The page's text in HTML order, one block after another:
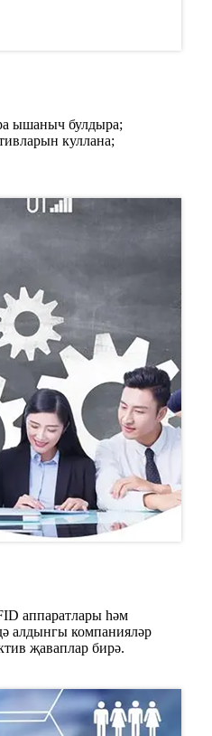
ышаныч булдыра;
куллана;
аппаратлары һәм
алдынгы компанияләр
җаваплар бирә.